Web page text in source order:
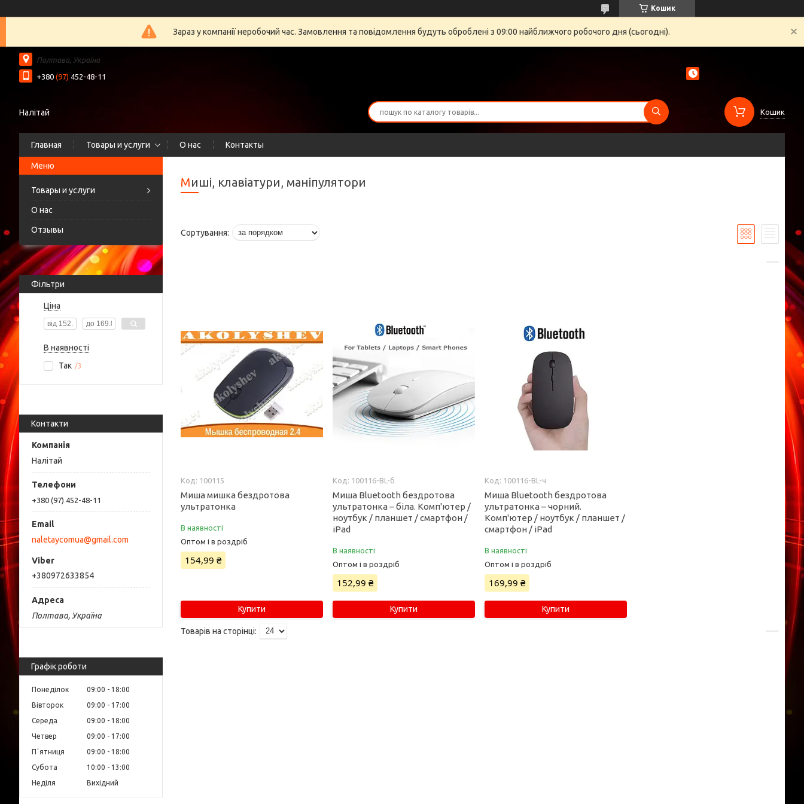
Кошик
Зараз у компанії неробочий час. Замовлення та повідомлення будуть оброблені з 09:00 найближчого робочого дня (сьогодні).
Полтава, Україна
+380 (97) 452-48-11
Налітай Кошик
Главная Товары и услуги О нас Контакты
Товары и услуги
О нас
Отзывы
Фільтри
Ціна
В наявності
Так
3
Контакти
Налітай
+380 (97) 452-48-11
naletaycomua@gmail.com
+380972633854
Полтава, Україна
Графік роботи
Понеділок 09:00
18:00
Вівторок
09:00
17:00
Середа
09:00
18:00
Четвер
09:00
17:00
Пʼятниця
09:00
18:00
Субота
10:00
13:00
Неділя
Вихідний
Миші, клавіатури, маніпулятори
100115
Миша мишка бездротова
ультратонка
В наявності
Оптом і в роздріб
154,99 ₴
Купити
100116-BL-б
Миша Bluetooth бездротова
ультратонка – біла. Комп'ютер /
ноутбук / планшет / смартфон /
iPad
В наявності
Оптом і в роздріб
152,99 ₴
Купити
100116-BL-ч
Миша Bluetooth бездротова
ультратонка – чорний.
Комп'ютер / ноутбук / планшет /
смартфон / iPad
В наявності
Оптом і в роздріб
169,99 ₴
Купити